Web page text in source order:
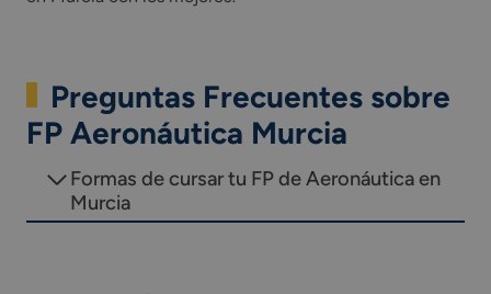
Preguntas Frecuentes sobre
FP Aeronáutica Murcia
Formas de cursar tu FP de Aeronáutica en
Murcia